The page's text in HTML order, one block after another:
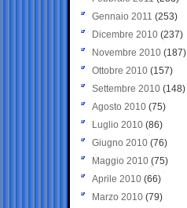
Gennaio 2011 (253)
Dicembre 2010 (237)
Novembre 2010 (187)
Ottobre 2010 (157)
Settembre 2010 (148)
Agosto 2010 (75)
Luglio 2010 (86)
Giugno 2010 (76)
Maggio 2010 (75)
Aprile 2010 (66)
Marzo 2010 (79)